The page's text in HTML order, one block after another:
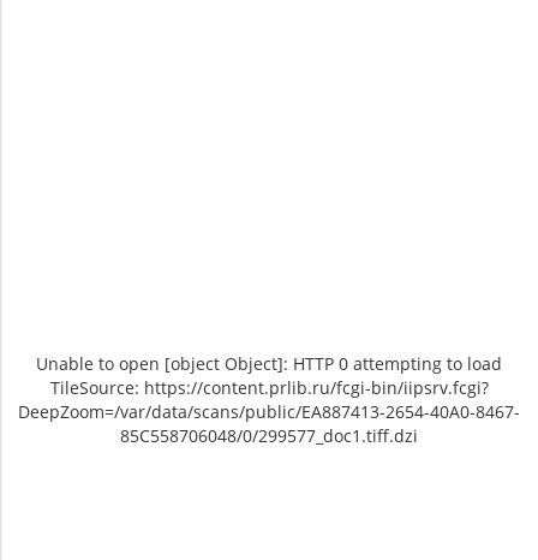
Unable to open [object Object]: HTTP 0 attempting to load
TileSource: https://content.prlib.ru/fcgi-bin/iipsrv.fcgi?
DeepZoom=/var/data/scans/public/EA887413-2654-40A0-8467-
85C558706048/0/299577_doc1.tiff.dzi